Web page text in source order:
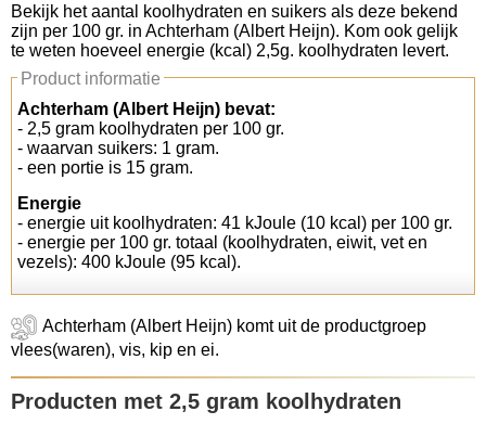
Koolhydraten tellen
Links
Bekijk het aantal koolhydraten en suikers als deze bekend
zijn per 100 gr. in Achterham (Albert Heijn). Kom ook gelijk
te weten hoeveel energie (kcal) 2,5g. koolhydraten levert.
Product informatie
Achterham (Albert Heijn) bevat:
- 2,5 gram koolhydraten per 100 gr.
- waarvan suikers: 1 gram.
- een portie is 15 gram.
Energie
- energie uit koolhydraten: 41 kJoule (10 kcal) per 100 gr.
- energie per 100 gr. totaal (koolhydraten, eiwit, vet en
vezels): 400 kJoule (95 kcal).
Achterham (Albert Heijn) komt uit de productgroep
vlees(waren), vis, kip en ei.
Producten met 2,5 gram koolhydraten